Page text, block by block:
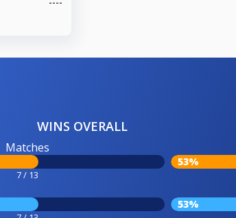
WINS OVERALL
Matches
7 / 13
53%
53%